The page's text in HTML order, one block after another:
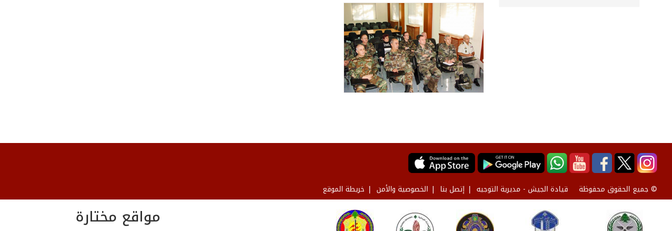
© جميع الحقوق محفوظة قيادة الجيش - مديرية التوجيه إتصل بنا الخصوصية والأمن خريطة الموقع
مواقع مختارة